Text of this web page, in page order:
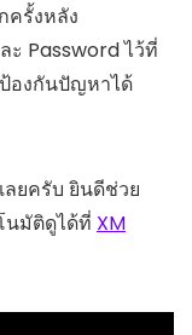
ครั้งหลัง
ะ Password ไว้ที่
องกันปัญหาได้
ยครับ ยินดีช่วย
นมัติดูได้ที่ XM